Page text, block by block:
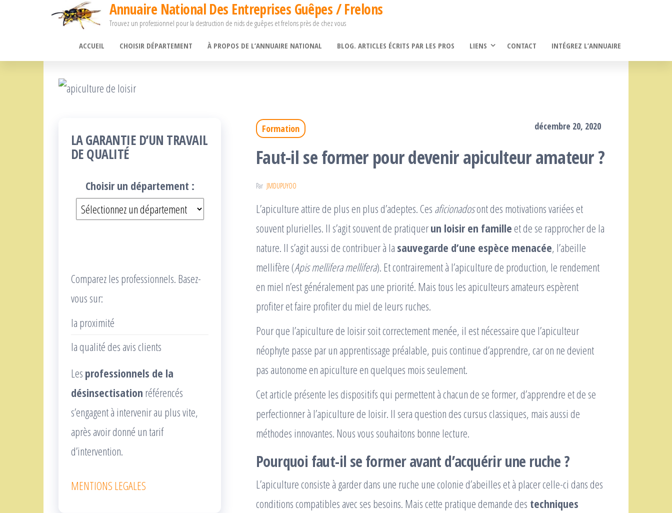
Annuaire National Des Entreprises Guêpes / Frelons
Trouvez un professionnel pour la destruction de nids de guêpes et frelons près de chez vous
ACCUEIL CHOISIR DÉPARTEMENT À PROPOS DE L’ANNUAIRE NATIONAL BLOG. ARTICLES ÉCRITS PAR LES PROS LIENS CONTACT INTÉGREZ L’ANNUAIRE
Formation décembre 20, 2020
Faut-il se former pour devenir apiculteur amateur ?
Par JMDUPUYOO
L’apiculture attire de plus en plus d’adeptes. Ces aficionadosont des motivations variées et
souvent plurielles. Il s’agit souvent de pratiquerun loisir en famille et de se rapprocher de la
nature. Il s’agit aussi de contribuer à la sauvegarde d’une espèce menacée, l’abeille
mellifère (Apis mellifera mellifera). Et contrairement à l’apiculture de production, le rendement
en miel n’est généralement pas une priorité. Mais tous les apiculteurs amateurs espèrent
profiter et faire profiter du miel de leurs ruches.
Pour que l’apiculture de loisir soit correctement menée, il est nécessaire que l’apiculteur
néophyte passe par un apprentissage préalable, puis continue d’apprendre, car on ne devient
pas autonome en apiculture en quelques mois seulement.
Cet article présente les dispositifs qui permettent à chacun de se former, d’apprendre et de se
perfectionner à l’apiculture de loisir. Il sera question des cursus classiques, mais aussi de
méthodes innovantes. Nous vous souhaitons bonne lecture.
Pourquoi faut-il se former avant d’acquérir une ruche ?
L’apiculture consiste à garder dans une ruche une colonie d’abeilles et à placer celle-ci dans des
conditions compatibles avec ses besoins. Mais cette pratique demande des techniques
LA GARANTIE D’UN TRAVAIL
DE QUALITÉ
Choisir un département :
Comparez les professionnels. Basez-
vous sur:
la proximité
la qualité des avis clients
Les professionnels de la
désinsectisation référencés
s’engagent à intervenir au plus vite,
après avoir donné un tarif
d’intervention.
MENTIONS LEGALES